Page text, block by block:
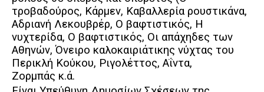
τροβαδούρος, Κάρμεν, Καβαλλερία ρουστικάνα,
Αδριανή Λεκουβρέρ, Ο βαφτιστικός, Η
νυχτερίδα, Ο βαφτιστικός, Οι απάχηδες των
Αθηνών, Όνειρο καλοκαιριάτικης νύχτας του
Περικλή Κούκου, Ριγολέττος, Αΐντα,
Ζορμπάς κ.ά.